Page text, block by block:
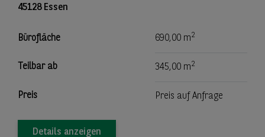
45128 Essen
Bürofläche 690,00 m2
Teilbar ab 345,00 m2
Preis Preis auf Anfrage
Details anzeigen